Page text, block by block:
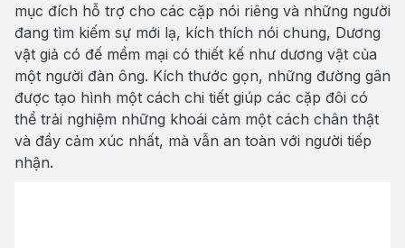
mục đích hỗ trợ cho các cặp nói riêng và những người
đang tìm kiếm sự mới lạ, kích thích nói chung, Dương
vật giả có đế mềm mại có thiết kế như dương vật của
một người đàn ông. Kích thước gọn, những đường gân
được tạo hình một cách chi tiết giúp các cặp đôi có
thể trải nghiệm những khoái cảm một cách chân thật
và đầy cảm xúc nhất, mà vẫn an toàn với người tiếp
nhận.